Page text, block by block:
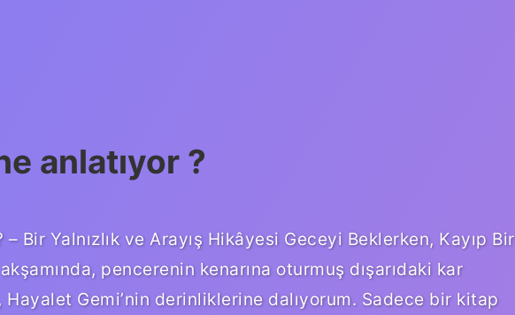
anlatıyor ?
Bir Yalnızlık ve Arayış Hikâyesi Geceyi Beklerken, Kayıp Bir
pencerenin kenarına oturmuş dışarıdaki kar
Hayalet Gemi’nin derinliklerine dalıyorum. Sadece bir kitap